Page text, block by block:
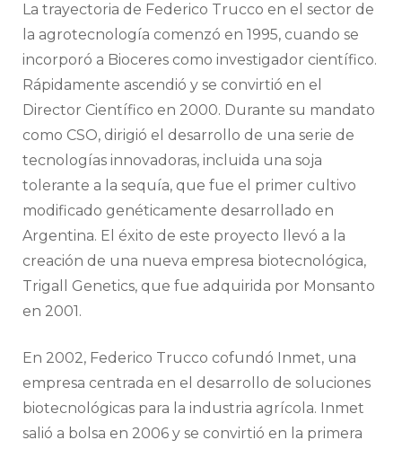
La trayectoria de Federico Trucco en el sector de
la agrotecnología comenzó en 1995, cuando se
incorporó a Bioceres como investigador científico.
Rápidamente ascendió y se convirtió en el
Director Científico en 2000. Durante su mandato
como CSO, dirigió el desarrollo de una serie de
tecnologías innovadoras, incluida una soja
tolerante a la sequía, que fue el primer cultivo
modificado genéticamente desarrollado en
Argentina. El éxito de este proyecto llevó a la
creación de una nueva empresa biotecnológica,
Trigall Genetics, que fue adquirida por Monsanto
en 2001.
En 2002, Federico Trucco cofundó Inmet, una
empresa centrada en el desarrollo de soluciones
biotecnológicas para la industria agrícola. Inmet
salió a bolsa en 2006 y se convirtió en la primera